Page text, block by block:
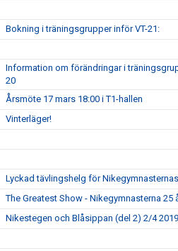
Bokning i träningsgrupper inför VT-21:
Information om förändringar i
20
Årsmöte 17 mars 18:00 i T1-hallen
Vinterläger!
Lyckad tävlingshelg för
The Greatest Show - Nikegymnasterna 25
Nikestegen och Blåsippan (del 2) 2/4 2019